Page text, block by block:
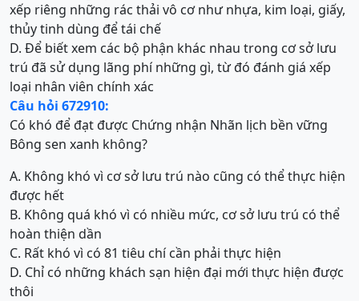
xếp riêng những rác thải vô cơ như nhựa, kim loại, giấy,
thủy tinh dùng để tái chế
D. Để biết xem các bộ phận khác nhau trong cơ sở lưu
trú đã sử dụng lãng phí những gì, từ đó đánh giá xếp
loại nhân viên chính xác
Câu hỏi 672910:
Có khó để đạt được Chứng nhận Nhãn lịch bền vững
Bông sen xanh không?
A. Không khó vì cơ sở lưu trú nào cũng có thể thực hiện
được hết
B. Không quá khó vì có nhiều mức, cơ sở lưu trú có thể
hoàn thiện dần
C. Rất khó vì có 81 tiêu chí cần phải thực hiện
D. Chỉ có những khách sạn hiện đại mới thực hiện được
thôi